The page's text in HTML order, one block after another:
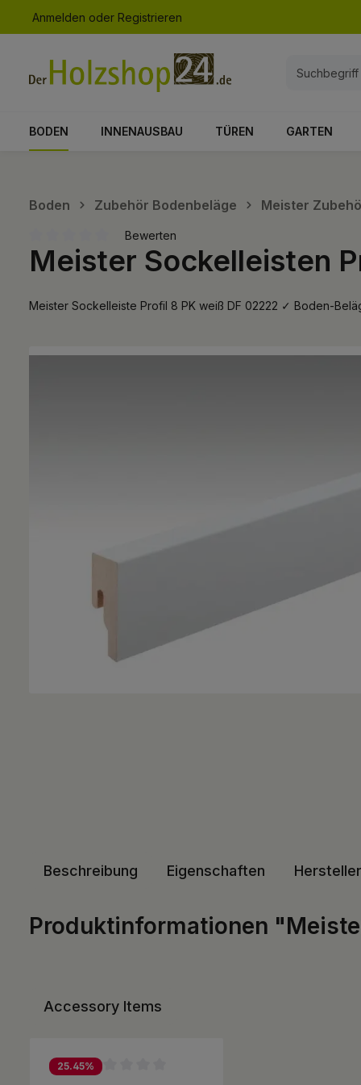
Zur Hauptnavigation springen
Anmelden oder Registrieren
BODEN INNENAUSBAU TÜREN GARTEN
Boden Zubehör Bodenbeläge Meister
Durchschnittliche Bewertung von 0 von 5 Sternen
Bewerten
Meister Sockelleisten
Meister Sockelleiste Profil 8 PK weiß DF 02222 ✓ Boden-
Bildergalerie überspringen
Beschreibung Eigenschaften Hersteller
Produktinformationen
Accessory Items
25.45%